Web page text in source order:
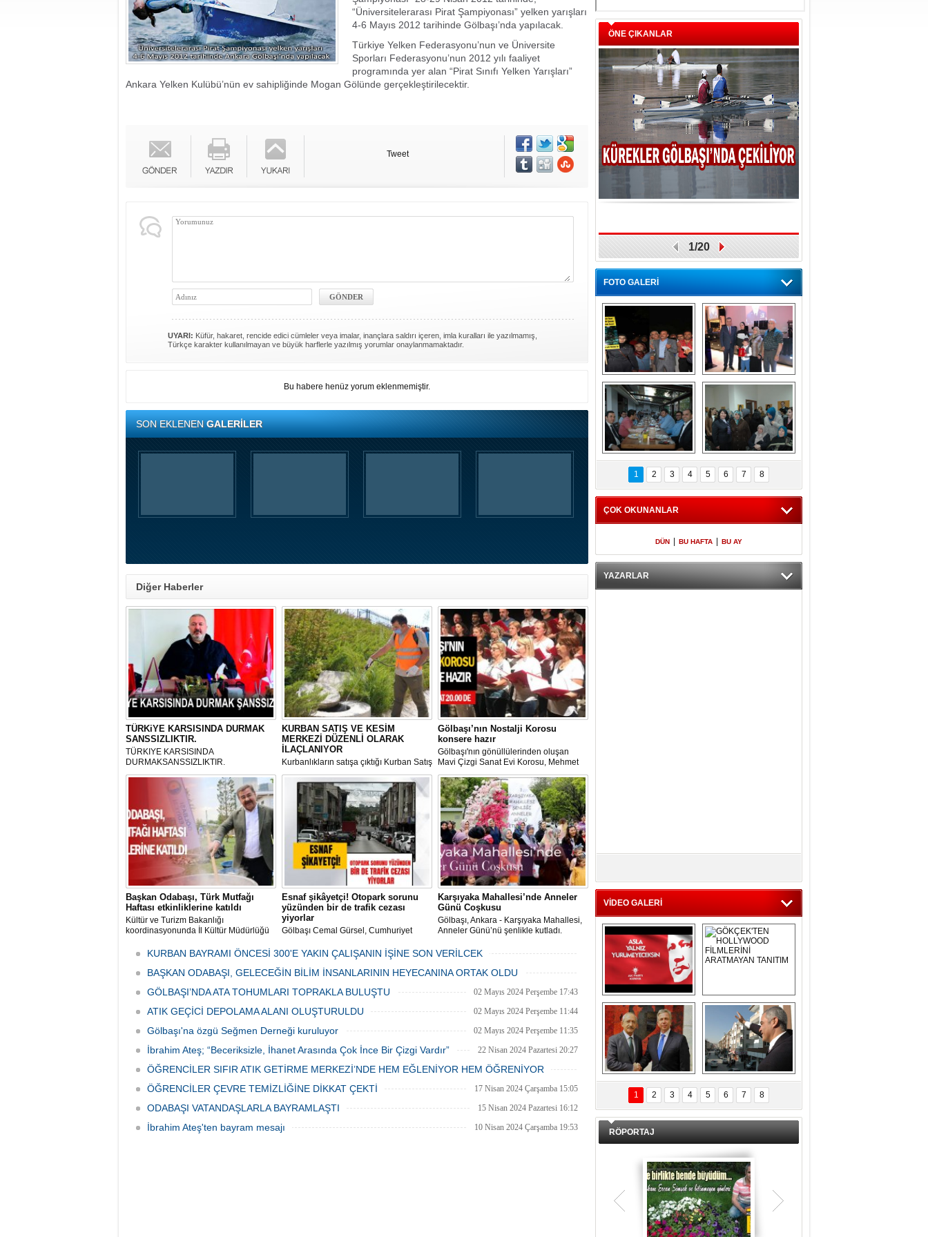
“Üniversitelerarası Pirat Şampiyonası” yelken yarışları
4-6 Mayıs 2012 tarihinde Gölbaşı’nda yapılacak.
Türkiye Yelken Federasyonu’nun ve Üniversite
Sporları Federasyonu’nun 2012 yılı faaliyet
programında yer alan “Pirat Sınıfı Yelken Yarışları”
Ankara Yelken Kulübü’nün ev sahipliğinde Mogan Gölünde gerçekleştirilecektir.
Tweet
UYARI: Küfür, hakaret, rencide edici cümleler veya imalar, inançlara saldırı içeren, imla kuralları ile yazılmamış,
Türkçe karakter kullanılmayan ve büyük harflerle yazılmış yorumlar onaylanmamaktadır.
Bu habere henüz yorum eklenmemiştir.
SON EKLENENGALERİLER
Diğer Haberler
TÜRKiYE KARSISINDA DURMAK
SANSSIZLIKTIR.
TÜRKIYE KARSISINDA
DURMAKSANSSIZLIKTIR.
KURBAN SATIŞ VE KESİM
MERKEZİ DÜZENLİ OLARAK
İLAÇLANIYOR
Kurbanlıkların satışa çıktığı Kurban Satış
ve Kesim Merkezi, haşere ve
mikropların önüne geçilmesi amacıyla
her gün Gölbaşı Belediyesi ekipleri
tarafından düzenli olarak ilaçlanıyor.
Gölbaşı’nın Nostalji Korosu
konsere hazır
Gölbaşı'nın gönüllülerinden oluşan
Mavi Çizgi Sanat Evi Korosu, Mehmet
Akif Ersoy Kültür Merkezi’nde vereceği
konsere hızır.
Başkan Odabaşı, Türk Mutfağı
Haftası etkinliklerine katıldı
Kültür ve Turizm Bakanlığı
koordinasyonunda İl Kültür Müdürlüğü
Haftası" etkinlikleri Ankara'da devam
Esnaf şikâyetçi! Otopark sorunu
yüzünden bir de trafik cezası
yiyorlar
Gölbaşı Cemal Gürsel, Cumhuriyet
bulunan esnaf ve alışverişe gelen
vatandaşlar park cezaları yüzünden
canından bezdi.
Karşıyaka Mahallesi’nde Anneler
Günü Coşkusu
Gölbaşı, Ankara - Karşıyaka Mahallesi,
Anneler Günü’nü şenlikle kutladı.
öncülüğünde düzenlenen 1. Karşıyaka
KURBAN BAYRAMI ÖNCESİ 300'E YAKIN ÇALIŞANIN İŞİNE SON VERİLCEK
06 Mayıs 2024 Pazartesi 15:47
BAŞKAN ODABAŞI, GELECEĞİN BİLİM İNSANLARININ HEYECANINA ORTAK OLDU
06 Mayıs 2024 Pazartesi 15:31
GÖLBAŞI’NDA ATA TOHUMLARI TOPRAKLA BULUŞTU 02 Mayıs 2024 Perşembe 17:43
ATIK GEÇİCİ DEPOLAMA ALANI OLUŞTURULDU 02 Mayıs 2024 Perşembe 11:44
Gölbaşı'na özgü Seğmen Derneği kuruluyor 02 Mayıs 2024 Perşembe 11:35
İbrahim Ateş; “Beceriksizle, İhanet Arasında Çok İnce Bir Çizgi Vardır” 22 Nisan 2024 Pazartesi 20:27
ÖĞRENCİLER SIFIR ATIK GETİRME MERKEZİ’NDE HEM EĞLENİYOR HEM ÖĞRENİYOR
20 Nisan 2024 Cumartesi 15:26
ÖĞRENCİLER ÇEVRE TEMİZLİĞİNE DİKKAT ÇEKTİ 17 Nisan 2024 Çarşamba 15:05
ODABAŞI VATANDAŞLARLA BAYRAMLAŞTI 15 Nisan 2024 Pazartesi 16:12
İbrahim Ateş'ten bayram mesajı 10 Nisan 2024 Çarşamba 19:53
ÖNE ÇIKANLAR
1/20
FOTO GALERİ
Gölbaşı GAZZE
İÇİN YÜRÜDÜ
Kaymakamlıktan
iftar yemeği
Kaymakamlıktan
iftar yemeği
NERGÜL
YILDIRIM SEÇİM
BÜROSUNU AÇTI
1 2 3 4 5 6 7 8
ÇOK OKUNANLAR
DÜN BU HAFTA BU AY
YAZARLAR
VİDEO GALERİ
Asla Yalnız
Yürümeyeceksin
Uzun Adam
GÖKÇEK'TEN
HOLLYWOOD
FİLMLERİNİ
ARATMAYAN
TANITIM
DAL İÇERİ ZÜBÜK!
ERCAN ŞİMŞEK
GÖLBAŞI'NDA
KASIRGA ETKİSİ
YARATTI !
1 2 3 4 5 6 7 8
RÖPORTAJ
Teşrik tekbiri nedir? Ne anlama gelir?